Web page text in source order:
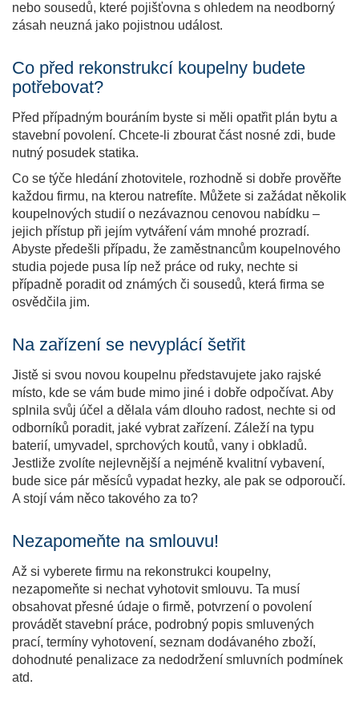
nebo sousedů, které pojišťovna s ohledem na neodborný
zásah neuzná jako pojistnou událost.
Co před rekonstrukcí koupelny budete
potřebovat?
Před případným bouráním byste si měli opatřit plán bytu a
stavební povolení. Chcete-li zbourat část nosné zdi, bude
nutný posudek statika.
Co se týče hledání zhotovitele, rozhodně si dobře prověřte
každou firmu, na kterou natrefíte. Můžete si zažádat několik
koupelnových studií o nezávaznou cenovou nabídku –
jejich přístup při jejím vytváření vám mnohé prozradí.
Abyste předešli případu, že zaměstnancům koupelnového
studia pojede pusa líp než práce od ruky, nechte si
případně poradit od známých či sousedů, která firma se
osvědčila jim.
Na zařízení se nevyplácí šetřit
Jistě si svou novou koupelnu představujete jako rajské
místo, kde se vám bude mimo jiné i dobře odpočívat. Aby
splnila svůj účel a dělala vám dlouho radost, nechte si od
odborníků poradit, jaké vybrat zařízení. Záleží na typu
baterií, umyvadel, sprchových koutů, vany i obkladů.
Jestliže zvolíte nejlevnější a nejméně kvalitní vybavení,
bude sice pár měsíců vypadat hezky, ale pak se odporoučí.
A stojí vám něco takového za to?
Nezapomeňte na smlouvu!
Až si vyberete firmu na rekonstrukci koupelny,
nezapomeňte si nechat vyhotovit smlouvu. Ta musí
obsahovat přesné údaje o firmě, potvrzení o povolení
provádět stavební práce, podrobný popis smluvených
prací, termíny vyhotovení, seznam dodávaného zboží,
dohodnuté penalizace za nedodržení smluvních podmínek
atd.